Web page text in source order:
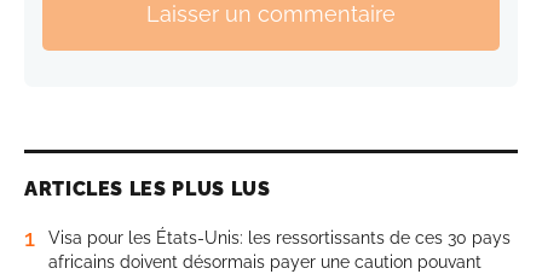
Laisser un commentaire
ARTICLES LES PLUS LUS
1
Visa pour les États-Unis: les ressortissants de ces 30 pays
africains doivent désormais payer une caution pouvant